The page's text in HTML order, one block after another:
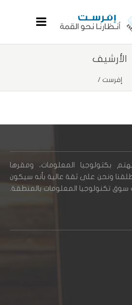
الأرشيف
إفرست /
بكتولوجيا المعلومات، ومقرها
ونحن على ثقة عالية بأنه سيكون
سوق تكنولوجيا المعلومات بالمنطقة.